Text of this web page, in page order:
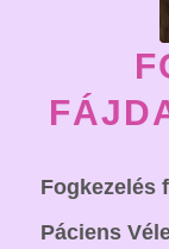
Fogkezelés
Páciens